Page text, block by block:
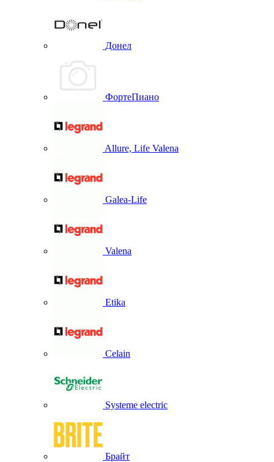
Донел
ФортеПиано
Allure, Life Valena
Galea-Life
Valena
Etika
Celain
Systeme electric
Брайт